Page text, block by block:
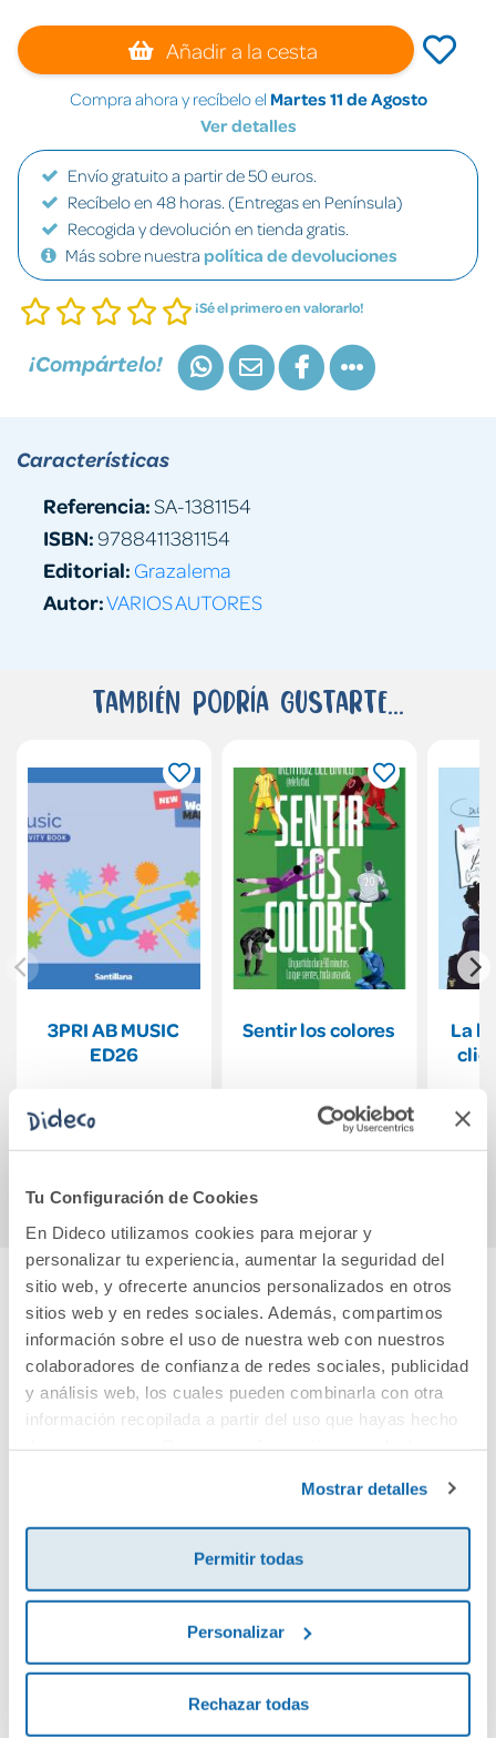
Tu Configuración de Cookies
En Dideco utilizamos cookies para mejorar y
personalizar tu experiencia, aumentar la seguridad del
sitio web, y ofrecerte anuncios personalizados en otros
sitios web y en redes sociales. Además, compartimos
información sobre el uso de nuestra web con nuestros
colaboradores de confianza de redes sociales, publicidad
y análisis web, los cuales pueden combinarla con otra
información recopilada a partir del uso que hayas hecho
Mostrar detalles
Permitir todas
Personalizar
Rechazar todas
Añadir a la cesta
Compra ahora y recíbelo el Martes 11 de Agosto
Ver detalles
Envío gratuito a partir de 50 euros.
Recíbelo en 48 horas. (Entregas en Península)
Recogida y devolución en tienda gratis.
Más sobre nuestra política de devoluciones
¡Sé el primero en valorarlo!
¡Compártelo!
Características
Referencia:SA-1381154
ISBN:9788411381154
Editorial: Grazalema
Autor:VARIOS AUTORES
También podría gustarte...
3PRI AB MUSIC
ED26
21,34€
Sentir los colores
19,90€
La
Cuéntanos tu opinión
¡Sé el primero en valorar este producto!
Envía tu opinión